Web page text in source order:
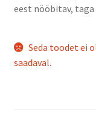
eest nööbitav, taga
Seda toodet ei
saadaval.